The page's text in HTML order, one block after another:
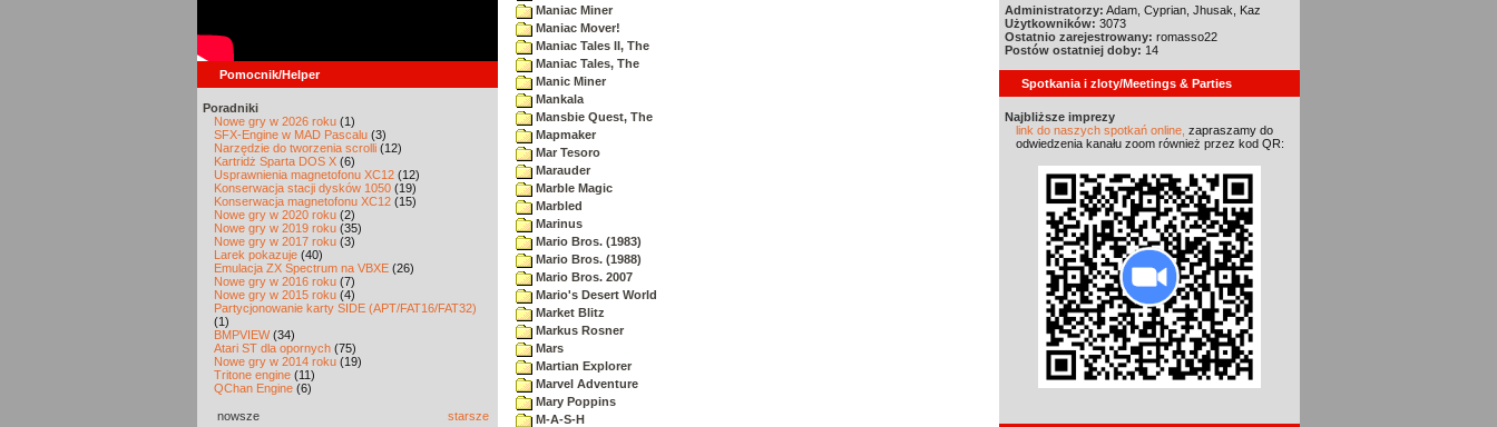
Pomocnik/Helper
Poradniki
Nowe gry w 2026 roku (1)
SFX-Engine w MAD Pascalu (3)
Narzędzie do tworzenia scrolli (12)
Kartridż Sparta DOS X (6)
Usprawnienia magnetofonu XC12 (12)
Konserwacja stacji dysków 1050 (19)
Konserwacja magnetofonu XC12 (15)
Nowe gry w 2020 roku (2)
Nowe gry w 2019 roku (35)
Nowe gry w 2017 roku (3)
Larek pokazuje (40)
Emulacja ZX Spectrum na VBXE (26)
Nowe gry w 2016 roku (7)
Nowe gry w 2015 roku (4)
Partycjonowanie karty SIDE (APT/FAT16/FAT32)
(1)
BMPVIEW(34)
Atari ST dla opornych (75)
Nowe gry w 2014 roku (19)
Tritone engine (11)
QChan Engine (6)
nowsze starsze
Maniac Miner
Maniac Mover!
Maniac Tales II, The
Maniac Tales, The
Manic Miner
Mankala
Mansbie Quest, The
Mapmaker
Mar Tesoro
Marauder
Marble Magic
Marbled
Marinus
Mario Bros. (1983)
Mario Bros. (1988)
Mario Bros. 2007
Mario's Desert World
Market Blitz
Markus Rosner
Mars
Martian Explorer
Marvel Adventure
Mary Poppins
M-A-S-H
Administratorzy: Adam, Cyprian, Jhusak, Kaz
Użytkowników: 3073
Ostatnio zarejestrowany: romasso22
Postów ostatniej doby: 14
Spotkania i zloty/Meetings & Parties
Najbliższe imprezy
link do naszych spotkań online, zapraszamy do
odwiedzenia kanału zoom również przez kod QR: